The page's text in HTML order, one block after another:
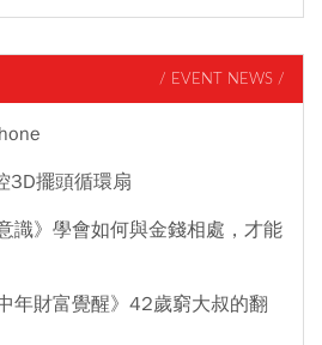
/ EVENT NEWS /
3D擺頭循環扇
識》學會如何與金錢相處，才能
年財富覺醒》42歲窮大叔的翻